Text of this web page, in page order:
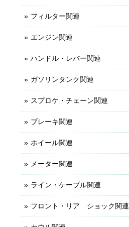
フィルター関連
エンジン関連
ハンドル・レバー関連
ガソリンタンク関連
スプロケ・チェーン関連
ブレーキ関連
ホイール関連
メーター関連
ライン・ケーブル関連
フロント・リア ショック関連